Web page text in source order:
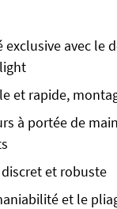
exclusive avec le
et rapide,
à portée de
discret et robuste
et le